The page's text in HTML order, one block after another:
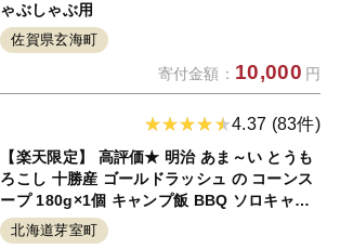
ゃぶしゃぶ用
佐賀県玄海町
寄付金額： 10,000 円
4.37 (83件)
【楽天限定】 高評価★ 明治 あま～い とうも
ろこし 十勝産 ゴールドラッシュ の コーンス
ープ 180g×1個 キャンプ飯 BBQ ソロキャン
スイートコーン トウモロコシ コーン 甘い 人
気 北海道 十勝 芽室町 常温保存 お試し 送料
北海道芽室町